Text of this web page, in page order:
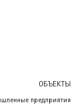
ОБЪЕКТЫ
предприятия